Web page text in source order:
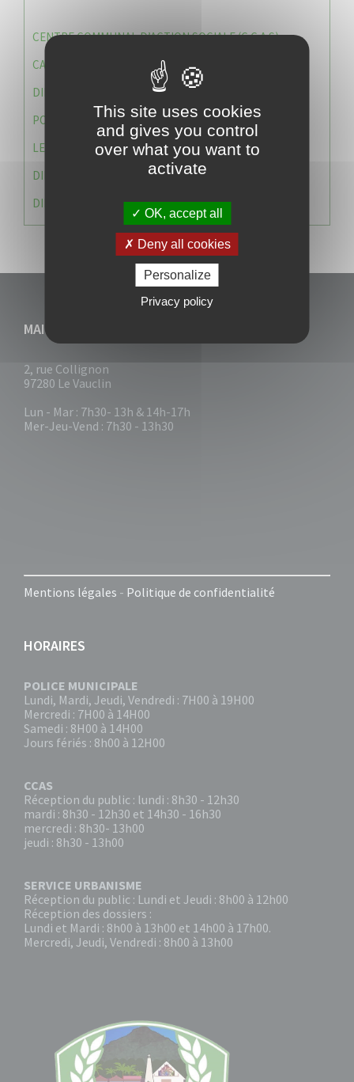
CENTRE COMMUNAL D’ACTION SOCIALE (C.C.A.S)
CAISSE DES ÉCOLES
DIRECTION DES SERVICES TECHNIQUES
POLICE MUNICIPALE
LE CABINET DU MAIRE
DIRECTION DES RESSOURCES ET MOYENS
DIRECTION DU DEVELLOPPEMENT URBAIN DURABL
MAIRIE DU VAUCLIN
2, rue Collignon
97280 Le Vauclin
Lun - Mar : 7h30- 13h & 14h-17h
Mer-Jeu-Vend : 7h30 - 13h30
Mentions légales - Politique de confidentialité
HORAIRES
POLICE MUNICIPALE
Lundi, Mardi, Jeudi, Vendredi : 7H00 à 19H00
Mercredi : 7H00 à 14H00
Samedi : 8H00 à 14H00
Jours fériés : 8h00 à 12H00
CCAS
Réception du public : lundi : 8h30 - 12h30
mardi : 8h30 - 12h30 et 14h30 - 16h30
mercredi : 8h30- 13h00
jeudi : 8h30 - 13h00
SERVICE URBANISME
Réception du public : Lundi et Jeudi : 8h00 à 12h00
Réception des dossiers :
Lundi et Mardi : 8h00 à 13h00 et 14h00 à 17h00.
Mercredi, Jeudi, Vendredi : 8h00 à 13h00
This site uses cookies
and gives you control
over what you want to
activate
OK, accept all
Deny all cookies
Personalize
Privacy policy